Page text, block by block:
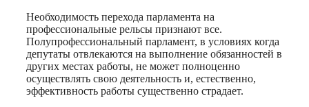
Необходимость перехода парламента на
профессиональные рельсы признают все.
Полупрофессиональный парламент, в условиях когда
депутаты отвлекаются на выполнение обязанностей в
других местах работы, не может полноценно
осуществлять свою деятельность и, естественно,
эффективность работы существенно страдает.